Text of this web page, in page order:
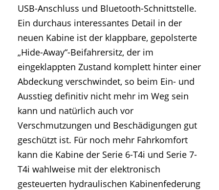
USB-Anschluss und Bluetooth-Schnittstelle.
Ein durchaus interessantes Detail in der
neuen Kabine ist der klappbare, gepolsterte
„Hide-Away“-Beifahrersitz, der im
eingeklappten Zustand komplett hinter einer
Abdeckung verschwindet, so beim Ein- und
Ausstieg definitiv nicht mehr im Weg sein
kann und natürlich auch vor
Verschmutzungen und Beschädigungen gut
geschützt ist. Für noch mehr Fahrkomfort
kann die Kabine der Serie 6-T4i und Serie 7-
T4i wahlweise mit der elektronisch
gesteuerten hydraulischen Kabinenfederung